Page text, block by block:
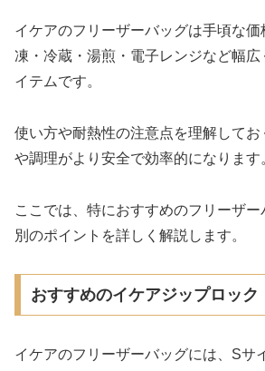
イケアのフリーザーバッグは手頃な
凍・冷蔵・湯煎・電子レンジなど幅
イテムです。
使い方や耐熱性の注意点を理解して
や調理がより安全で効率的になります
ここでは、特におすすめのフリーザ
別のポイントを詳しく解説します。
おすすめのイケアジップロック
イケアのフリーザーバッグには、Sサ